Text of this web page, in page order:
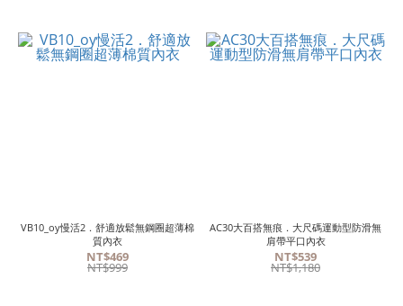
VB10_oy慢活2．舒適放鬆無鋼圈超薄棉
質內衣
NT$469
NT$999
AC30大百搭無痕．大尺碼運動型防滑無
肩帶平口內衣
NT$539
NT$1,180